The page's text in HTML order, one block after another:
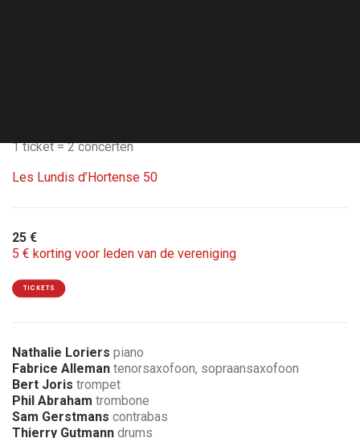
1 ticket = 2 concerten
Les Lundis d’Hortense 50
25 €
5 € korting voor leden van de vereniging
TICKETS
Nathalie Loriers piano
Fabrice Alleman tenorsaxofoon, sopraansaxofoon
Bert Joris trompet
Phil Abraham trombone
Sam Gerstmans contrabas
Thierry Gutmann drums